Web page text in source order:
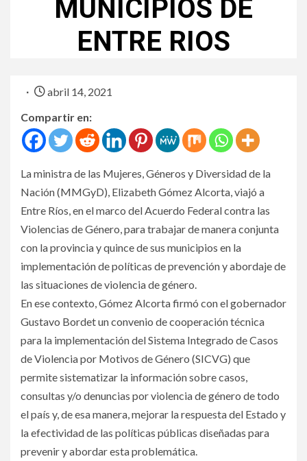
MUNICIPIOS DE
ENTRE RIOS
abril 14, 2021
Compartir en:
La ministra de las Mujeres, Géneros y Diversidad de la
Nación (MMGyD), Elizabeth Gómez Alcorta, viajó a
Entre Ríos, en el marco del Acuerdo Federal contra las
Violencias de Género, para trabajar de manera conjunta
con la provincia y quince de sus municipios en la
implementación de políticas de prevención y abordaje de
las situaciones de violencia de género.
En ese contexto, Gómez Alcorta firmó con el gobernador
Gustavo Bordet un convenio de cooperación técnica
para la implementación del Sistema Integrado de Casos
de Violencia por Motivos de Género (SICVG) que
permite sistematizar la información sobre casos,
consultas y/o denuncias por violencia de género de todo
el país y, de esa manera, mejorar la respuesta del Estado y
la efectividad de las políticas públicas diseñadas para
prevenir y abordar esta problemática.